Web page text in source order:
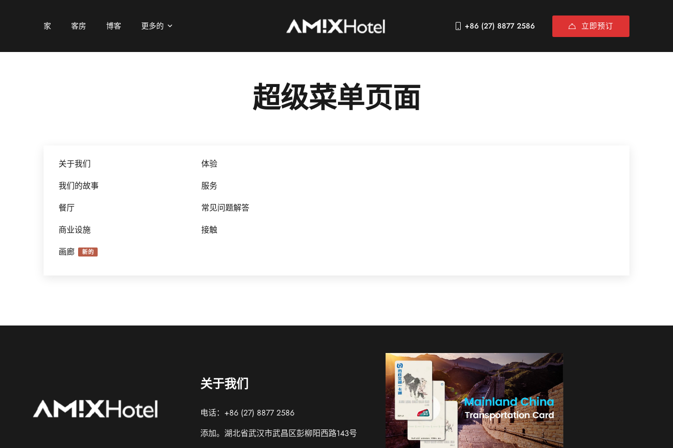
家 客房 博客 更多的 +86 (27) 8877 2586 立即预订
超级菜单页面
关于我们
我们的故事
餐厅
商业设施
画廊
新的
体验
服务
常见问题解答
接触
关于我们
电话：+86 (27) 8877 2586
添加。湖北省武汉市武昌区彭柳阳西路143号
German
Italian